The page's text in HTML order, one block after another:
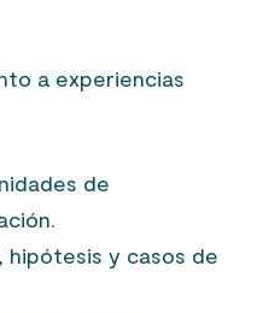
a experiencias
de
hipótesis y casos de